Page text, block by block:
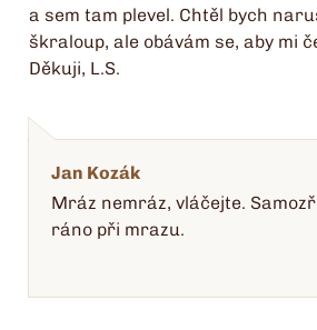
a sem tam plevel. Chtěl bych
škraloup, ale obávám se, aby mi
Děkuji, L.S.
Jan Kozák
Mráz nemráz, vláčejte.
ráno při mrazu.